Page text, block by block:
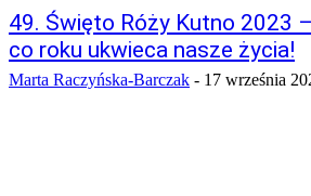
49. Święto Róży Kutno 2023
co roku ukwieca nasze życia!
Marta Raczyńska-Barczak - 17 września